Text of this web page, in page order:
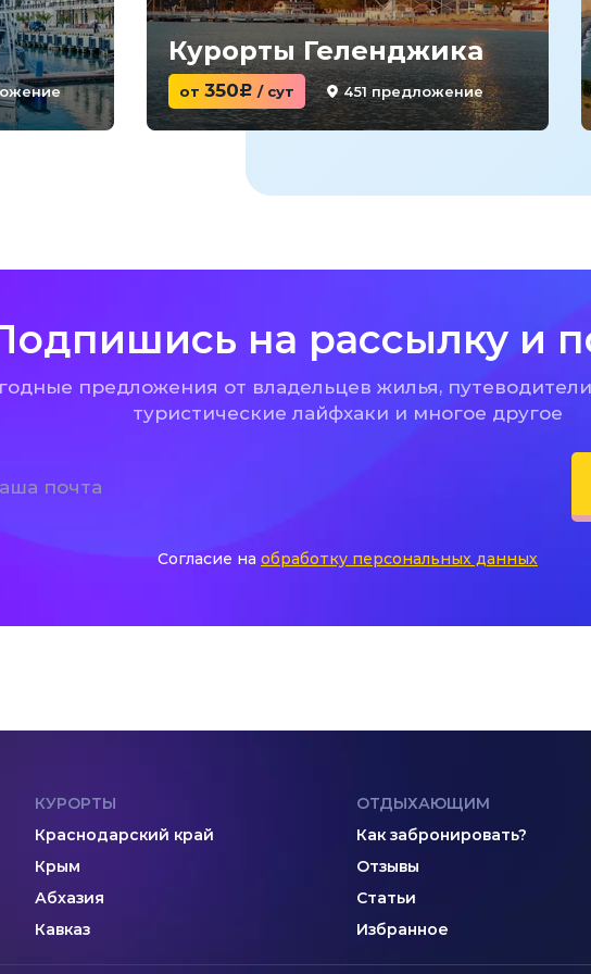
Курорты Геленджика
от 350c / сут 451 предложение
на рассылку и
предложения от владельцев жилья,
туристические лайфхаки и многое другое
Согласие на обработку персональных данных
КУРОРТЫ
Краснодарский край
Крым
Абхазия
Кавказ
ОТДЫХАЮЩИМ
Как забронировать?
Отзывы
Статьи
Избранное